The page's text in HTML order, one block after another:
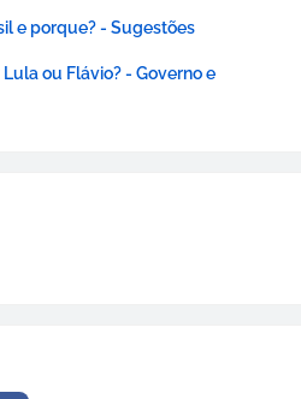
e porque? - Sugestões
ou Flávio? - Governo e